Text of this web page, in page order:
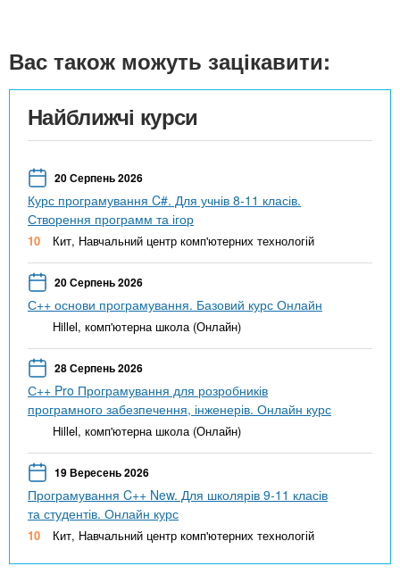
Вас також можуть зацікавити:
Найближчі курси
20 Серпень 2026
Курс програмування C#. Для учнів 8-11 класів.
Створення программ та ігор
10 Кит, Навчальний центр комп'ютерних технологій
20 Серпень 2026
С++ основи програмування. Базовий курс Онлайн
Hillel, комп'ютерна школа (Онлайн)
28 Серпень 2026
С++ Pro Програмування для розробників
програмного забезпечення, інженерів. Онлайн курс
Hillel, комп'ютерна школа (Онлайн)
19 Вересень 2026
Програмування C++ New. Для школярів 9-11 класів
та студентів. Онлайн курс
10 Кит, Навчальний центр комп'ютерних технологій